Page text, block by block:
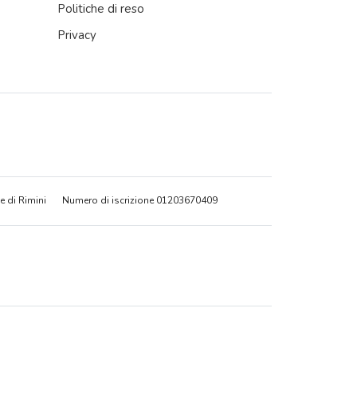
Politiche di reso
Privacy
di Rimini Numero di iscrizione 01203670409